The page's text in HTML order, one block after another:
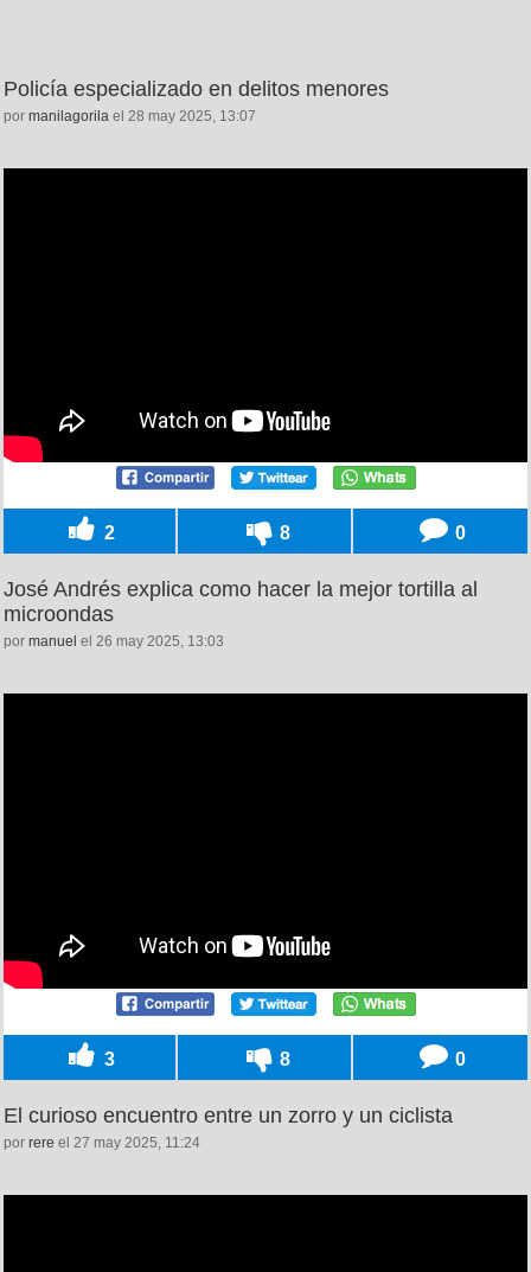
Policía especializado en delitos menores
por manilagorila el 28 may 2025, 13:07
2 8 0
José Andrés explica como hacer la mejor tortilla al
microondas
por manuel el 26 may 2025, 13:03
3 8 0
El curioso encuentro entre un zorro y un ciclista
por rere el 27 may 2025, 11:24